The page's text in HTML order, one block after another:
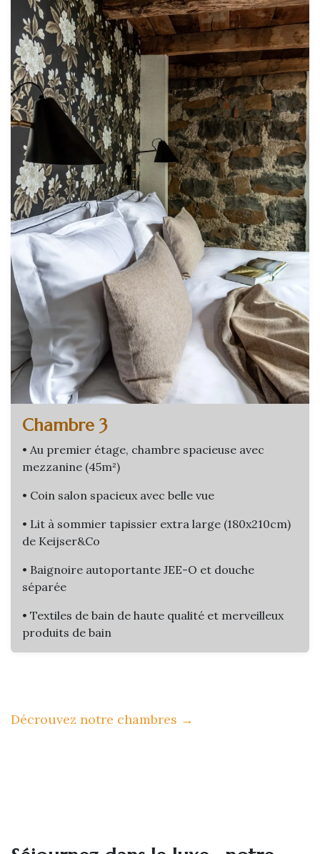
Chambre 3
• Au premier étage, chambre spacieuse avec
mezzanine (45m²)
• Coin salon spacieux avec belle vue
• Lit à sommier tapissier extra large (180x210cm)
de Keijser&Co
• Baignoire autoportante JEE-O et douche
séparée
• Textiles de bain de haute qualité et merveilleux
produits de bain
Décrouvez notre chambres →